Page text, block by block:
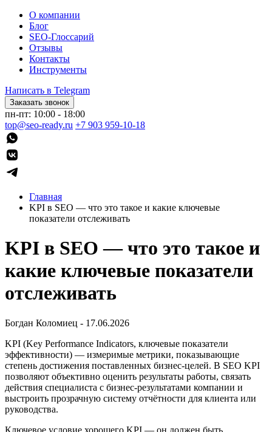
О компании
Блог
SEO-Глоссарий
Отзывы
Контакты
Инструменты
Написать в Telegram
Заказать звонок
пн-пт: 10:00 - 18:00
top@seo-ready.ru +7 903 959-10-18
Главная
KPI в SEO — что это такое и какие ключевые
показатели отслеживать
KPI в SEO — что это такое и
какие ключевые показатели
отслеживать
Богдан Коломиец - 17.06.2026
KPI (Key Performance Indicators, ключевые показатели
эффективности) — измеримые метрики, показывающие
степень достижения поставленных бизнес-целей. В SEO KPI
позволяют объективно оценить результаты работы, связать
действия специалиста с бизнес-результатами компании и
выстроить прозрачную систему отчётности для клиента или
руководства.
Ключевое условие хорошего KPI — он должен быть